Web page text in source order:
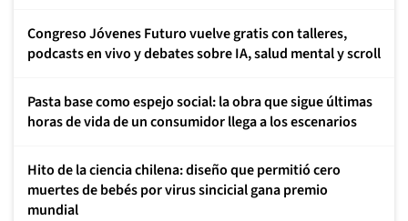
Congreso Jóvenes Futuro vuelve gratis con talleres,
podcasts en vivo y debates sobre IA, salud mental y scroll
Pasta base como espejo social: la obra que sigue últimas
horas de vida de un consumidor llega a los escenarios
Hito de la ciencia chilena: diseño que permitió cero
muertes de bebés por virus sincicial gana premio
mundial